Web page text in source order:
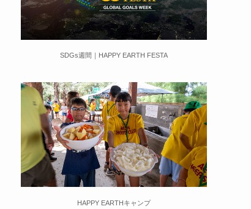
SDGs週間｜HAPPY EARTH FESTA
HAPPY EARTHキャンプ